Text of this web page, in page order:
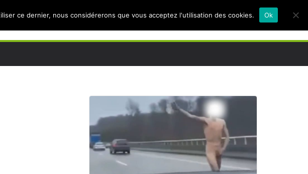
ce dernier, nous considérerons que vous acceptez l'utilisation des cookies. Ok